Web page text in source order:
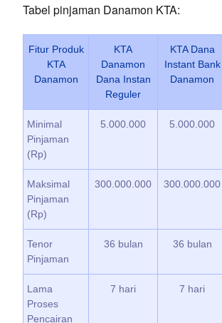
Tabel pinjaman Danamon KTA:
Fitur Produk
KTA
Danamon
KTA
Danamon
Dana Instan
Reguler
KTA Dana
Instant Bank
Danamon
Minimal
Pinjaman
(Rp)
5.000.000 5.000.000
Maksimal
Pinjaman
(Rp)
300.000.000 300.000.000
Tenor
Pinjaman
36 bulan 36 bulan
Lama
Proses
Pencairan
7 hari 7 hari